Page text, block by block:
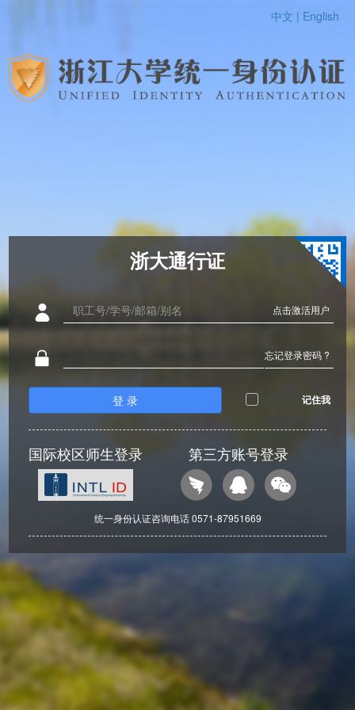
中文 | English
浙大通行证
点击激活用户
忘记登录密码 ?
登 录 记住我
国际校区师生登录 第三方账号登录
统一身份认证咨询电话 0571-87951669